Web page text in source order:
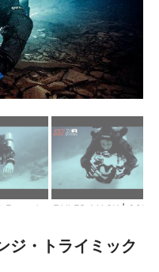
ジ・トライミック